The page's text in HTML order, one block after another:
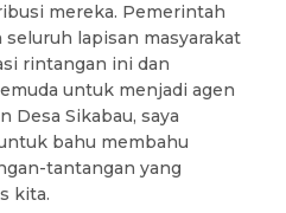
mereka. Pemerintah
seluruh lapisan masyarakat
rintangan ini dan
untuk menjadi agen
Desa Sikabau, saya
bahu membahu
tantangan yang
kita.